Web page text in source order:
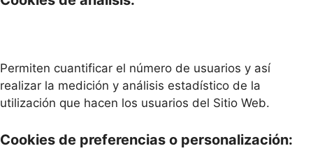
Permiten cuantificar el número de usuarios y así
realizar la medición y análisis estadístico de la
utilización que hacen los usuarios del Sitio Web.
Cookies de preferencias o personalización: